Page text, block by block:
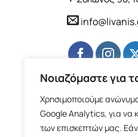
Νοιαζόμαστε για
Χρησιμοποιούμε
Google Analytics, για να
των επισκεπτών μας.